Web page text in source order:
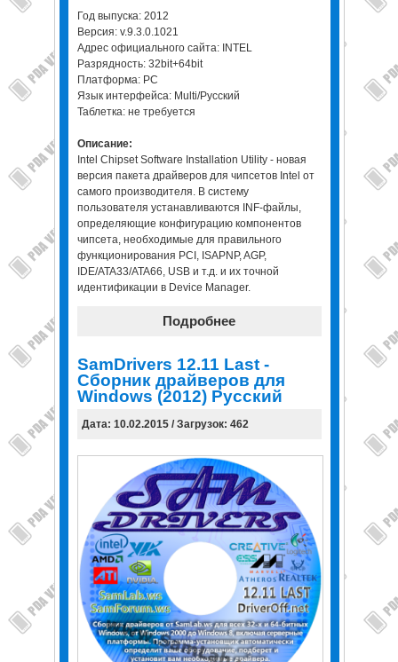
Год выпуска: 2012
Версия: v.9.3.0.1021
Адрес официального сайта: INTEL
Разрядность: 32bit+64bit
Платформа: PC
Язык интерфейса: Multi/Русский
Таблeтка: не требуется
Описание:
Intel Chipset Software Installation Utility - новая
версия пакета драйверов для чипсетов Intel от
самого производителя. В систему
пользователя устанавливаются INF-файлы,
определяющие конфигурацию компонентов
чипсета, необходимые для правильного
функционирования PCI, ISAPNP, AGP,
IDE/ATA33/ATA66, USB и т.д. и их точной
идентификации в Device Manager.
Подробнее
SamDrivers 12.11 Last -
Сборник драйверов для
Windows (2012) Русский
Дата: 10.02.2015 / Загрузок: 462